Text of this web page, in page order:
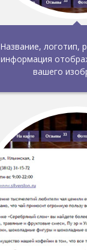
Название, логотип,
информация
вашего